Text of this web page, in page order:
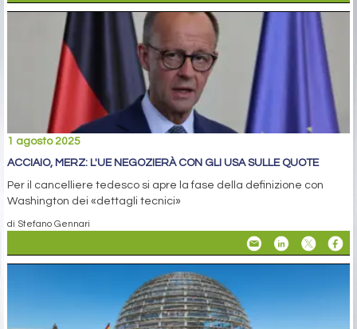
1 agosto 2025
ACCIAIO, MERZ: L'UE NEGOZIERÀ CON GLI USA SULLE QUOTE
Per il cancelliere tedesco si apre la fase della definizione con
Washington dei «dettagli tecnici»
di Stefano Gennari